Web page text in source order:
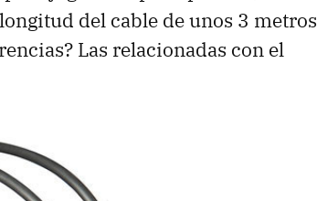
del cable de unos 3 metros
Las relacionadas con el